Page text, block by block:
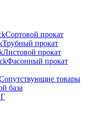
Сортовой прокат
Трубный прокат
Листовой прокат
Фасонный прокат
товары
база